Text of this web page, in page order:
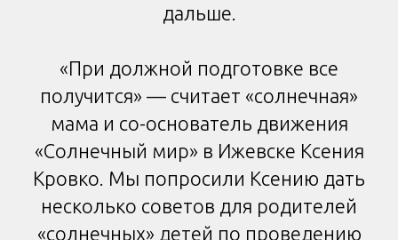
дальше.
«При должной подготовке все
получится» — считает «солнечная»
мама и со-основатель движения
«Солнечный мир» в Ижевске Ксения
Кровко. Мы попросили Ксению дать
несколько советов для родителей
«солнечных» детей по проведению